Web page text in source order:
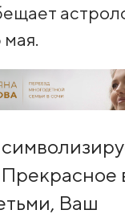
мая.
Ваш